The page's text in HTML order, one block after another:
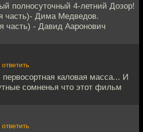
полносуточный 4-летний Дозор!
часть)- Дима Медведов.
часть) - Давид Ааронович
ответить
каловая масса... И
сомненья что этот фильм
ответить